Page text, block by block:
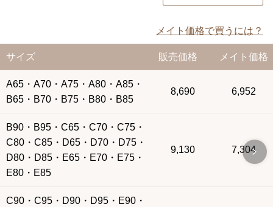
メイト価格で買うには？
サイズ 販売価格 メイト価格
A65・A70・A75・A80・A85・
B65・B70・B75・B80・B85
8,690 6,952
B90・B95・C65・C70・C75・
C80・C85・D65・D70・D75・
D80・D85・E65・E70・E75・
E80・E85
9,130 7,304
C90・C95・D90・D95・E90・